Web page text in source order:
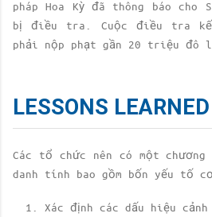
pháp Hoa Kỳ đã thông báo cho
bị điều tra. Cuộc điều tra
phải nộp phạt gần 20 triệu đô
LESSONS LEARNED
Các tổ chức nên có một
danh tính bao gồm bốn yếu tố
Xác định các dấu hiệu